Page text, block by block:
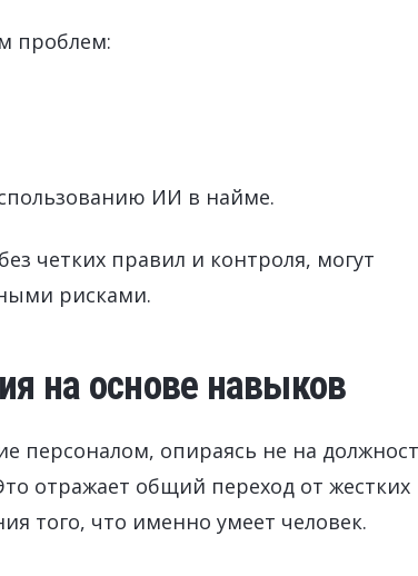
проблем:
ИИ в найме.
четких правил и контроля, могут
рисками.
на основе навыков
персоналом, опираясь не на
отражает общий переход от жестких
того, что именно умеет человек.